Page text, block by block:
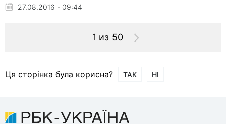
27.08.2016 - 09:44
1 из 50
Ця сторінка була корисна? ТАК НІ